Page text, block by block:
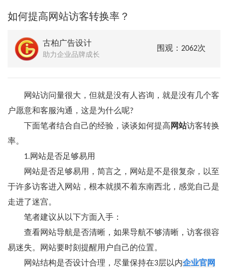
如何提高网站访客转换率？
古柏广告设计
助力企业品牌成长
围观：2062次
网站访问量很大，但就是没有人咨询，就是没有几个客
户愿意和客服沟通，这是为什么呢?
下面笔者结合自己的经验，谈谈如何提高 网站访客转换
率。
1.网站是否足够易用
网站是否足够易用，简言之，网站是不是很复杂，以至
于许多访客进入网站，根本就摸不着东南西北，感觉自己是
走进了迷宫。
笔者建议从以下方面入手：
查看网站导航是否清晰，如果导航不够清晰，访客很容
易迷失。网站要时刻提醒用户自己的位置。
网站结构是否设计合理，尽量保持在3层以内企业官网